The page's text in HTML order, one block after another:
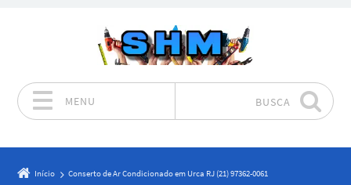
MENU BUSCA
Início Conserto de Ar Condicionado em Urca RJ (21) 97362-0061